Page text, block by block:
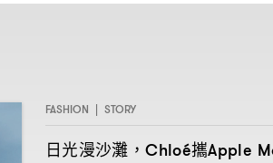
FASHION | STORY
日光漫沙灘 ，Chloé攜Apple